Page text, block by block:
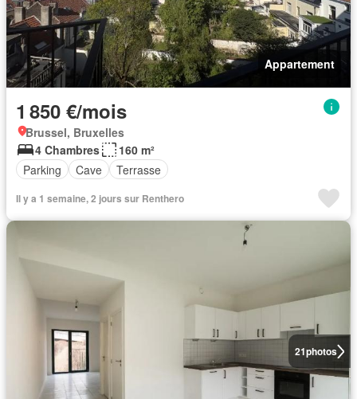
Appartement
1 850 €/mois
Brussel, Bruxelles
4 Chambres
160 m²
Parking
Cave Terrasse
Il y a 1 semaine, 2 jours sur Renthero
21photos